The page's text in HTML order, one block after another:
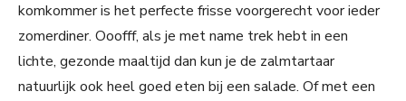
komkommer is het perfecte frisse voorgerecht voor ieder
zomerdiner. Ooofff, als je met name trek hebt in een
lichte, gezonde maaltijd dan kun je de zalmtartaar
natuurlijk ook heel goed eten bij een salade. Of met een